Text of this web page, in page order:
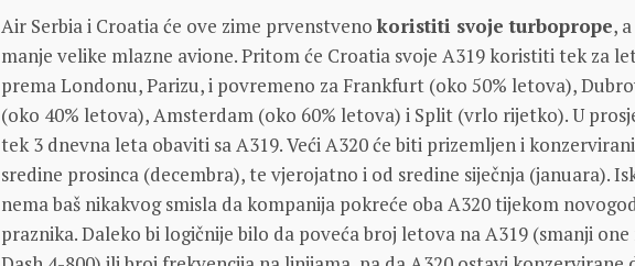
Air Serbia i Croatia će ove zime prvenstvenokoristiti svoje turboprope,
manje velike mlazne avione. Pritom će Croatia svoje A319 koristiti tek za
prema Londonu, Parizu, i povremeno za Frankfurt (oko 50% letova),
(oko 40% letova), Amsterdam (oko 60% letova) i Split (vrlo rijetko). U
tek 3 dnevna leta obaviti sa A319. Veći A320 će biti prizemljen i
sredine prosinca (decembra), te vjerojatno i od sredine siječnja (januara).
nema baš nikakvog smisla da kompanija pokreće oba A320 tijekom
praznika. Daleko bi logičnije bilo da poveća broj letova na A319 (smanji one